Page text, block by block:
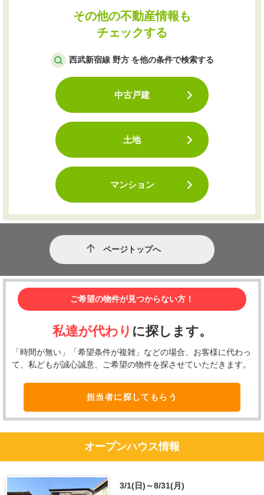
その他の不動産情報も
チェックする
西武新宿線 野方 を他の条件で検索する
中古戸建
土地
マンション
ページトップへ
ご希望の物件が見つからない方！
私達が代わり に探します。
「時間が無い」「希望条件が複雑」などの場合、お客様に代わっ
て、私どもが誠心誠意、ご希望の物件を探させていただきます。
担当者に探してもらう
オープンハウス情報
3/1(日)～8/31(月)